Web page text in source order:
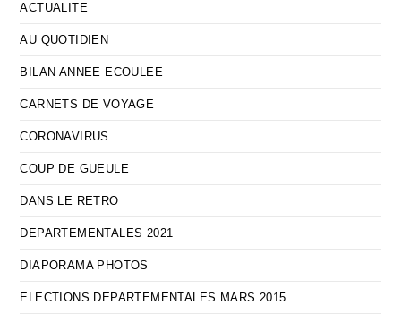
ACTUALITE
AU QUOTIDIEN
BILAN ANNEE ECOULEE
CARNETS DE VOYAGE
CORONAVIRUS
COUP DE GUEULE
DANS LE RETRO
DEPARTEMENTALES 2021
DIAPORAMA PHOTOS
ELECTIONS DEPARTEMENTALES MARS 2015